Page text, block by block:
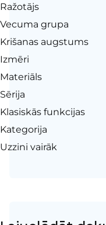
Ražotājs
Vecuma grupa
Krišanas augstums
Izmēri
Materiāls
Sērija
Klasiskās funkcijas
Kategorija
Uzzini vairāk